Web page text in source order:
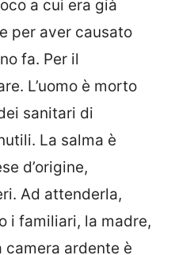
a cui era già
per aver causato
fa. Per il
L’uomo è morto
sanitari di
La salma è
d’origine,
Ad attenderla,
i familiari, la madre,
camera ardente è